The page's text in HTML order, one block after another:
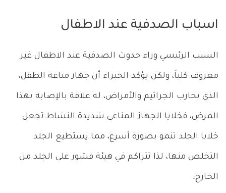
اسباب الصدفية عند الاطفال
السبب الرئيسي وراء حدوث الصدفية عند الاطفال غير
معروف كلياً، ولكن يؤكد الخبراء أن جهاز مناعة الطفل،
الذي يحارب الجراثيم والأمراض، له علاقة بالإصابة بهذا
المرض، فخلايا الجهاز المناعي شديدة النشاط تجعل
خلايا الجلد تنمو بصورة أسرع، مما يستطيع الجلد
التخلص منها، لذا تتراكم في هيئة قشور على الجلد من
الخارج.